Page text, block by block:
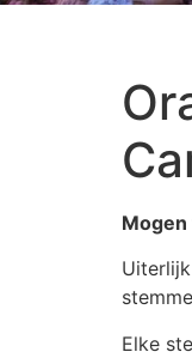
Elke